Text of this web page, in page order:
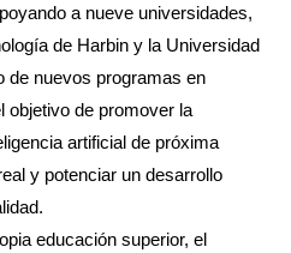
a nueve universidades,
de Harbin y la Universidad
de nuevos programas en
objetivo de promover la
artificial de próxima
y potenciar un desarrollo
educación superior, el